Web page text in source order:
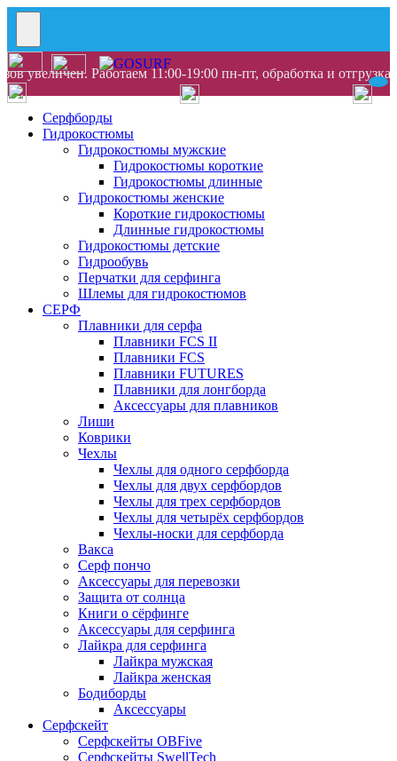
увеличен. Работаем 11:00-19:00 пн-пт, обработка и
Серфборды
Гидрокостюмы
Гидрокостюмы мужские
Гидрокостюмы короткие
Гидрокостюмы длинные
Гидрокостюмы женские
Короткие гидрокостюмы
Длинные гидрокостюмы
Гидрокостюмы детские
Гидрообувь
Перчатки для серфинга
Шлемы для гидрокостюмов
СЕРФ
Плавники для серфа
Плавники FCS II
Плавники FCS
Плавники FUTURES
Плавники для лонгборда
Аксессуары для плавников
Лиши
Коврики
Чехлы
Чехлы для одного серфборда
Чехлы для двух серфбордов
Чехлы для трех серфбордов
Чехлы для четырёх серфбордов
Чехлы-носки для серфборда
Вакса
Серф пончо
Аксессуары для перевозки
Защита от солнца
Книги о сёрфинге
Аксессуары для серфинга
Лайкра для серфинга
Лайкра мужская
Лайкра женская
Бодиборды
Аксессуары
Серфскейт
Серфскейты OBFive
Серфскейты SwellTech